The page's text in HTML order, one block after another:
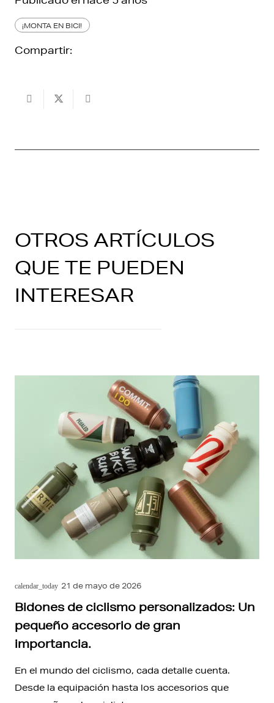
¡MONTA EN BICI!
Compartir:
OTROS ARTÍCULOS
QUE TE PUEDEN
INTERESAR
calendar_today 21 de mayo de 2026
Bidones de ciclismo personalizados: Un
pequeño accesorio de gran
importancia.
En el mundo del ciclismo, cada detalle cuenta.
Desde la equipación hasta los accesorios que